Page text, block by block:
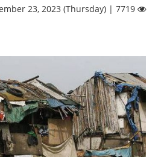
23, 2023 (Thursday) | 7719